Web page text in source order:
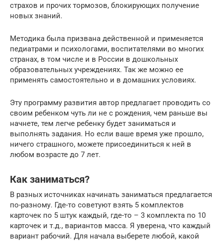
страхов и прочих тормозов, блокирующих получение
новых знаний.
Методика была призвана действенной и применяется
педиатрами и психологами, воспитателями во многих
странах, в том числе и в России в дошкольных
образовательных учреждениях. Так же можно ее
применять самостоятельно и в домашних условиях.
Эту программу развития автор предлагает проводить со
своим ребенком чуть ли не с рождения, чем раньше вы
начнете, тем легче ребенку будет заниматься и
выполнять задания. Но если ваше время уже прошло,
ничего страшного, можете присоединиться к ней в
любом возрасте до 7 лет.
Как заниматься?
В разных источниках начинать заниматься предлагается
по-разному. Где-то советуют взять 5 комплектов
карточек по 5 штук каждый, где-то – 3 комплекта по 10
карточек и т.д., вариантов масса. Я уверена, что каждый
вариант рабочий. Для начала выберете любой, какой